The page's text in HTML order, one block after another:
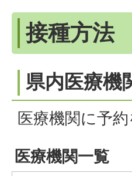
接種方法
県内医療機
医療機関に予
医療機関一覧